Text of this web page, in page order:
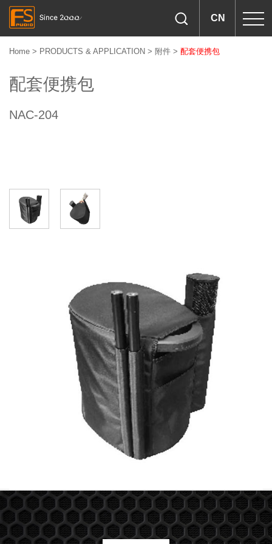
CN
Home > PRODUCTS & APPLICATION > 附件 > 配套便携包
配套便携包
NAC-204